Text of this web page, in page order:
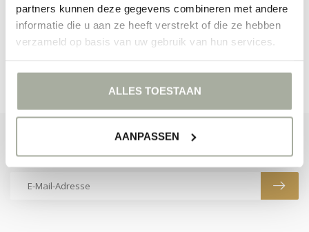
partners kunnen deze gegevens combineren met andere
informatie die u aan ze heeft verstrekt of die ze hebben
verzameld op basis van uw gebruik van hun services.
ALLES TOESTAAN
AANPASSEN
WEITER EINKAUFEN
ABONNIEREN SIE UNSEREN NEWSLETTER
Bleibe auf dem Laufenden mit unseren Newsletter-Angeboten